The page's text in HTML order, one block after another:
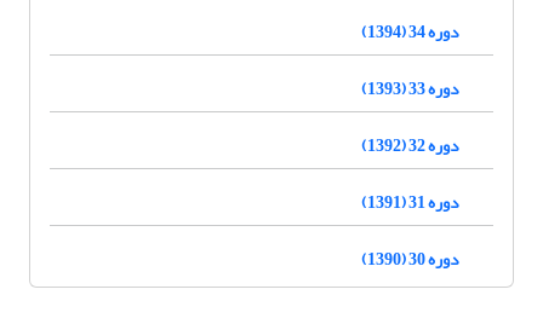
دوره 34 (1394)
دوره 33 (1393)
دوره 32 (1392)
دوره 31 (1391)
دوره 30 (1390)